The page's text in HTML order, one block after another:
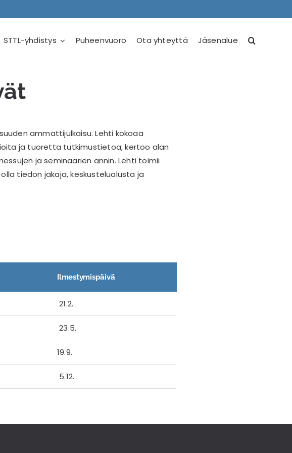
STTL-yhdistys Puheenvuoro Ota yhteyttä Jäsenalue
ammattijulkaisu. Lehti kokoaa
ja tuoretta tutkimustietoa, kertoo alan
ja seminaarien annin. Lehti toimii
tiedon jakaja, keskustelualusta ja
Ilmestymispäivä
21.2.
23.5.
19.9.
5.12.